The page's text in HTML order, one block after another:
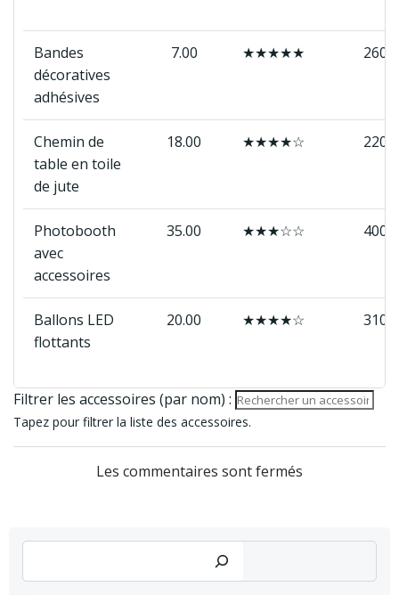
Bandes
décoratives
adhésives
7.00 ★★★★★ 260
Chemin de
table en toile
de jute
18.00 ★★★★☆ 220
Photobooth
avec
accessoires
35.00 ★★★☆☆ 400
Ballons LED
flottants
20.00 ★★★★☆ 310
Filtrer les accessoires (par nom) :
Tapez pour filtrer la liste des accessoires.
Les commentaires sont fermés